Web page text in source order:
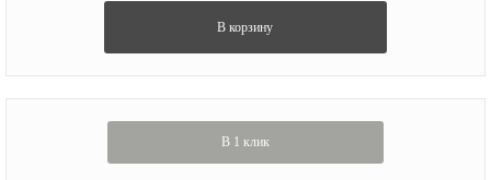
В корзину
В 1 клик